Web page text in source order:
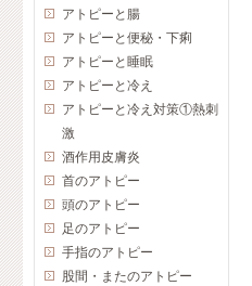
アトピーと腸
アトピーと便秘・下痢
アトピーと睡眠
アトピーと冷え
アトピーと冷え対策①熱刺
激
酒作用皮膚炎
首のアトピー
頭のアトピー
足のアトピー
手指のアトピー
股間・またのアトピー